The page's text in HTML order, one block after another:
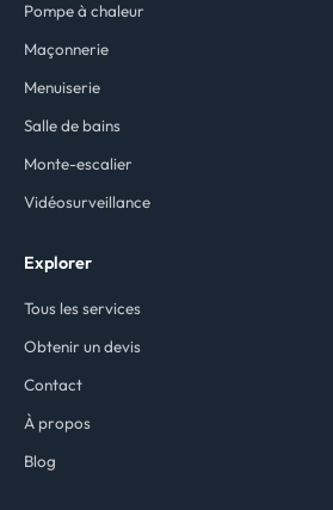
Pompe à chaleur
Maçonnerie
Menuiserie
Salle de bains
Monte-escalier
Vidéosurveillance
Explorer
Tous les services
Obtenir un devis
Contact
À propos
Blog